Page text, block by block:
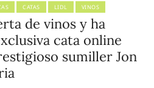
CATAS LIDL VINOS
de vinos y ha
cata online
sumiller Jon